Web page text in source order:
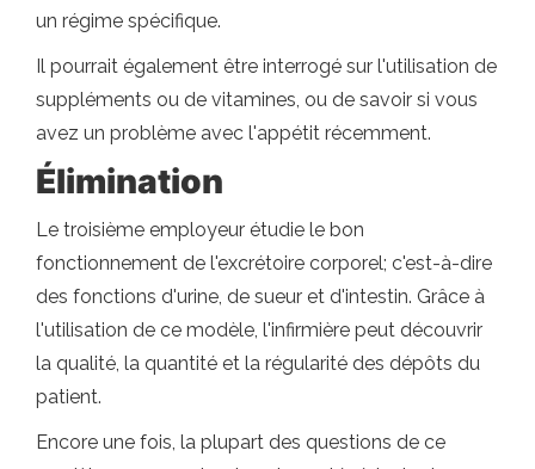
un régime spécifique.
Il pourrait également être interrogé sur l'utilisation de
suppléments ou de vitamines, ou de savoir si vous
avez un problème avec l'appétit récemment.
Élimination
Le troisième employeur étudie le bon
fonctionnement de l'excrétoire corporel; c'est-à-dire
des fonctions d'urine, de sueur et d'intestin. Grâce à
l'utilisation de ce modèle, l'infirmière peut découvrir
la qualité, la quantité et la régularité des dépôts du
patient.
Encore une fois, la plupart des questions de ce